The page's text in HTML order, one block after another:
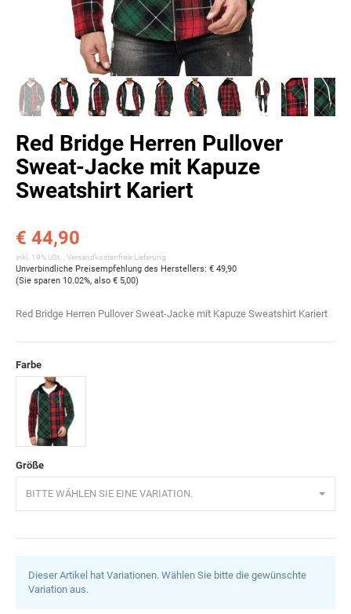
Red Bridge Herren Pullover
Sweat-Jacke mit Kapuze
Sweatshirt Kariert
€ 44,90
inkl. 19% USt. , Versandkostenfreie Lieferung
Unverbindliche Preisempfehlung des Herstellers: € 49,90
(Sie sparen 10.02%, also € 5,00)
Red Bridge Herren Pullover Sweat-Jacke mit Kapuze Sweatshirt Kariert
Farbe
Rot
Größe
BITTE WÄHLEN SIE EINE VARIATION.
Dieser Artikel hat Variationen. Wählen Sie bitte die gewünschte
Variation aus.